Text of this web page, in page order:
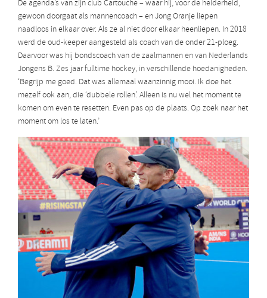
De agenda’s van zijn club Cartouche – waar hij, voor de helderheid,
gewoon doorgaat als mannencoach – en Jong Oranje liepen
naadloos in elkaar over. Als ze al niet door elkaar heenliepen. In 2018
werd de oud-keeper aangesteld als coach van de onder 21-ploeg.
Daarvoor was hij bondscoach van de zaalmannen en van Nederlands
Jongens B. Zes jaar fulltime hockey, in verschillende hoedanigheden.
‘Begrijp me goed. Dat was allemaal waanzinnig mooi. Ik doe het
mezelf ook aan, die ‘dubbele rollen’. Alleen is nu wel het moment te
komen om even te resetten. Even pas op de plaats. Op zoek naar het
moment om los te laten.’